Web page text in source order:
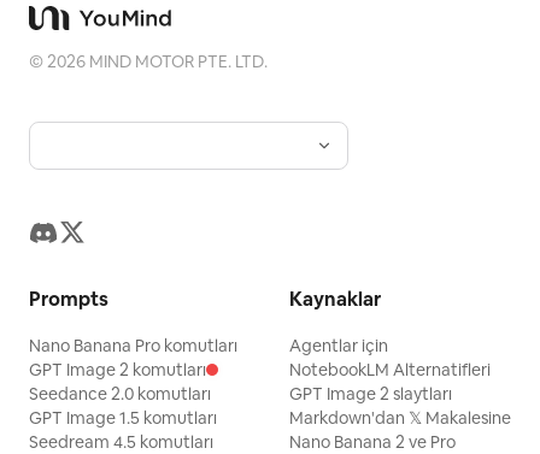
©2026 MIND MOTOR PTE. LTD.
Prompts
Nano Banana Pro komutları
GPT Image 2 komutları
Seedance 2.0 komutları
GPT Image 1.5 komutları
Seedream 4.5 komutları
Kaynaklar
Agentlar için
NotebookLM Alternatifleri
GPT Image 2 slaytları
Markdown'dan 𝕏 Makalesine
Nano Banana 2 ve Pro